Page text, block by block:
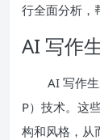
行全面分析，
AI 写作
AI 写作
P）技术。这
构和风格，从